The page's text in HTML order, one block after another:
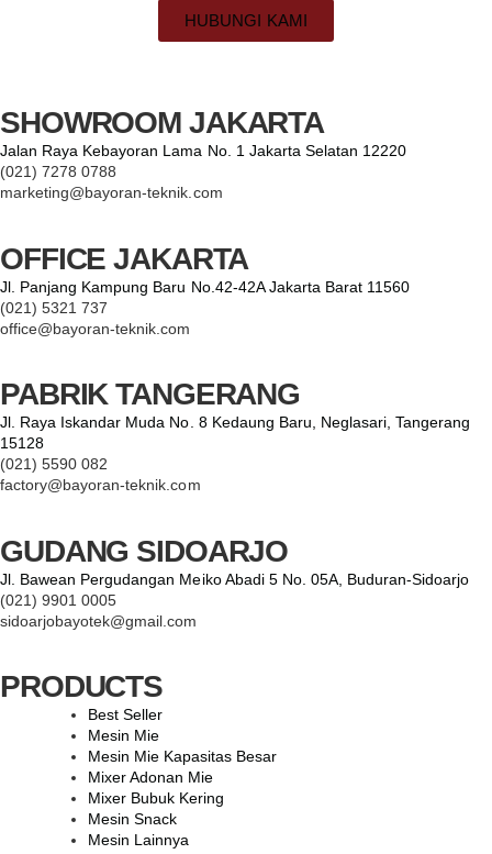
HUBUNGI KAMI
SHOWROOM JAKARTA
Jalan Raya Kebayoran Lama No. 1 Jakarta Selatan 12220
(021) 7278 0788
marketing@bayoran-teknik.com
OFFICE JAKARTA
Jl. Panjang Kampung Baru No.42-42A Jakarta Barat 11560
(021) 5321 737
office@bayoran-teknik.com
PABRIK TANGERANG
Jl. Raya Iskandar Muda No. 8 Kedaung Baru, Neglasari, Tangerang
15128
(021) 5590 082
factory@bayoran-teknik.com
GUDANG SIDOARJO
Jl. Bawean Pergudangan Meiko Abadi 5 No. 05A, Buduran-Sidoarjo
(021) 9901 0005
sidoarjobayotek@gmail.com
PRODUCTS
Best Seller
Mesin Mie
Mesin Mie Kapasitas Besar
Mixer Adonan Mie
Mixer Bubuk Kering
Mesin Snack
Mesin Lainnya